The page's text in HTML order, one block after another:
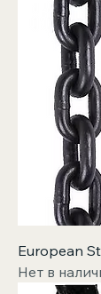
European
Нет в